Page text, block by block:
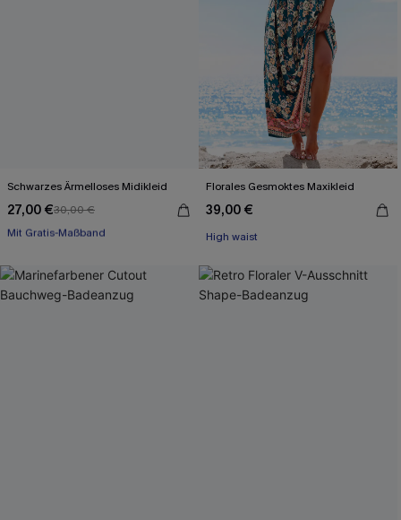
Schwarzes Ärmelloses Midikleid
27,00 €30,00 €
Mit Gratis-Maßband
High waist
Florales Gesmoktes Maxikleid
39,00 €
High waist